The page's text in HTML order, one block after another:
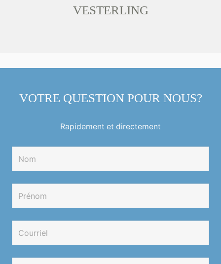
VESTERLING
VOTRE QUESTION POUR NOUS?
Rapidement et directement